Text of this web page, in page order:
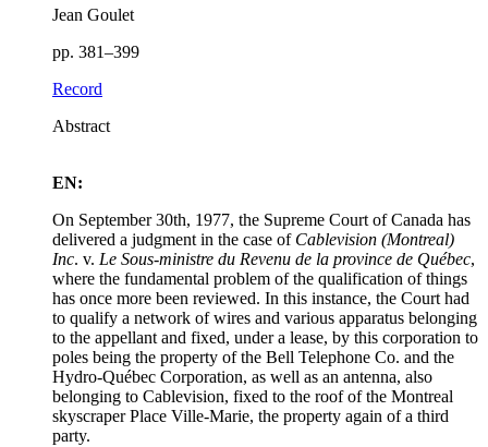
Jean Goulet
pp. 381–399
Record
Abstract
EN:
On September 30th, 1977, the Supreme Court of Canada has
delivered a judgment in the case of Cablevision (Montreal)
Inc. v. Le Sous-ministre du Revenu de la province de Québec,
where the fundamental problem of the qualification of things
has once more been reviewed. In this instance, the Court had
to qualify a network of wires and various apparatus belonging
to the appellant and fixed, under a lease, by this corporation to
poles being the property of the Bell Telephone Co. and the
Hydro-Québec Corporation, as well as an antenna, also
belonging to Cablevision, fixed to the roof of the Montreal
skyscraper Place Ville-Marie, the property again of a third
party.